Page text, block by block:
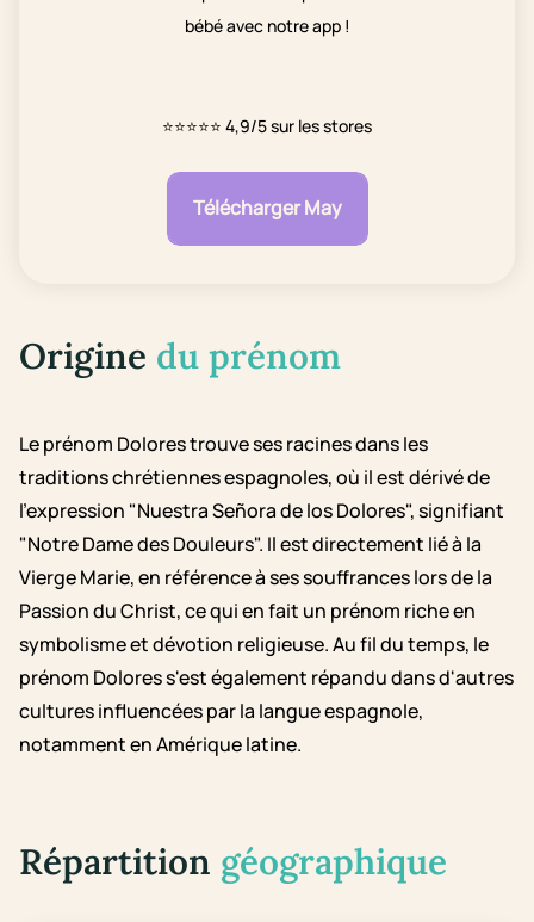
bébé avec notre app !
⭐⭐⭐⭐⭐ 4,9/5 sur les stores
Télécharger May
Origine du prénom
Le prénom Dolores trouve ses racines dans les
traditions chrétiennes espagnoles, où il est dérivé de
l'expression "Nuestra Señora de los Dolores", signifiant
"Notre Dame des Douleurs". Il est directement lié à la
Vierge Marie, en référence à ses souffrances lors de la
Passion du Christ, ce qui en fait un prénom riche en
symbolisme et dévotion religieuse. Au fil du temps, le
prénom Dolores s'est également répandu dans d'autres
cultures influencées par la langue espagnole,
notamment en Amérique latine.
Répartition géographique